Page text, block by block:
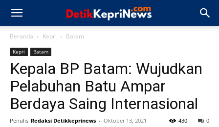
Beranda Kepri Batam
Kepri Batam
Kepala BP Batam: Wujudkan
Pelabuhan Batu Ampar
Berdaya Saing Internasional
Penulis Redaksi Detikkeprinews - Oktober 13, 2021 0
430